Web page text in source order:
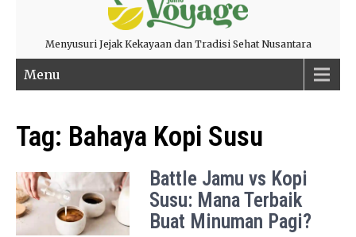
Menyusuri Jejak Kekayaan dan Tradisi Sehat Nusantara
Menu
Tag: Bahaya Kopi Susu
Battle Jamu vs Kopi
Susu: Mana Terbaik
Buat Minuman Pagi?